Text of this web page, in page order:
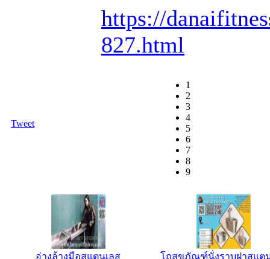
https://
827.html
Tweet
1
2
3
4
5
6
7
8
9
โถสุขภัณฑ์สเตนเลสระบบชักโครก
ชุดครัวตู้สเตนเลส BJS